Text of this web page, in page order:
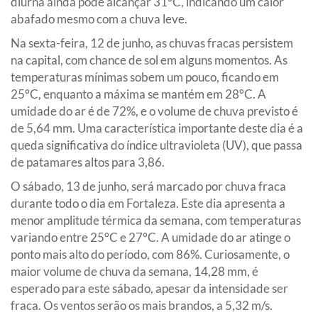
abafado mesmo com a chuva leve.
Na sexta-feira, 12 de junho, as chuvas fracas persistem
na capital, com chance de sol em alguns momentos. As
temperaturas mínimas sobem um pouco, ficando em
25°C, enquanto a máxima se mantém em 28°C. A
umidade do ar é de 72%, e o volume de chuva previsto é
de 5,64 mm. Uma característica importante deste dia é a
queda significativa do índice ultravioleta (UV), que passa
de patamares altos para 3,86.
O sábado, 13 de junho, será marcado por chuva fraca
durante todo o dia em Fortaleza. Este dia apresenta a
menor amplitude térmica da semana, com temperaturas
variando entre 25°C e 27°C. A umidade do ar atinge o
ponto mais alto do período, com 86%. Curiosamente, o
maior volume de chuva da semana, 14,28 mm, é
esperado para este sábado, apesar da intensidade ser
fraca. Os ventos serão os mais brandos, a 5,32 m/s.